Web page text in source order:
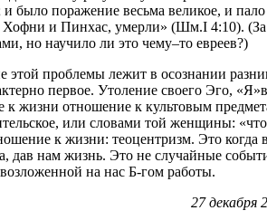
поражение весьма великое, и пало
Хофни и Пинхас, умерли» (Шм.I 4:10). (За
но научило ли это чему–то евреев?)
этой проблемы лежит в осознании
первое. Утоление своего Эго, «Я»в
к жизни отношение к культовым
или словами той женщины:
к жизни: теоцентризм. Это когда в
дав нам жизнь. Это не случайные
на нас Б-гом работы.
27 декабря